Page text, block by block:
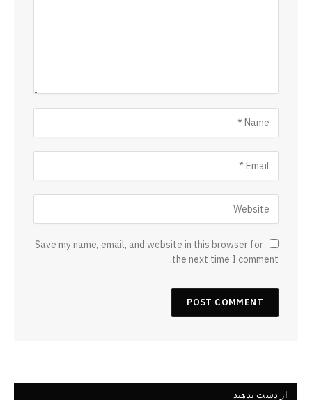
Save my name, email, and website in this browser for
the next time I comment.
از دست ندهید